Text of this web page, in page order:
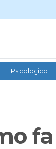
Psicologico
fa